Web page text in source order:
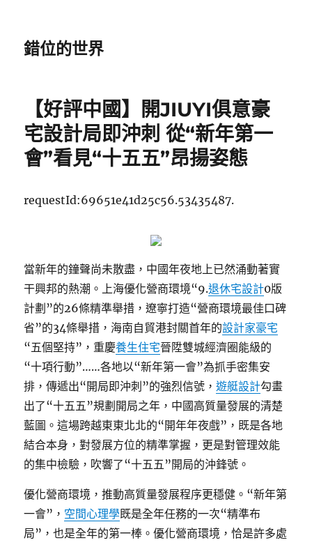
錯位的世界
【好評中國】開JIUYI俱意豪
宅設計局即沖刺 從“新年第一
會”看見“十五五”昂揚姿態
requestId:69651e41d25c56.53435487.
當新年的鐘聲尚未散盡，中國年夜地上已然涌動著實
干興邦的熱潮。上海優化營商環境“9.退休宅設計0版
計劃”的26條精準舉措，遼寧打造“營商環境最佳口碑
省”的34條舉措，海南自貿港封關首年的設計家豪宅
“五個堅持”，重慶養生住宅晉陞雙城經濟圈能級的
“十項行動”……各地以“新年第一會”為抓手密集安
排，傳遞出“開局即沖刺”的強烈信號，遊艇設計勾畫
出了“十五五”規劃開局之年，中國高質量發展的清楚
藍圖。這場跨越東東北北的“開年年夜戲”，既是各地
結合本身，對發展方位的精準掌握，更是對管理效能
的集中檢驗，吹響了“十五五”開局的沖鋒號。
優化營商環境，推動高質量發展程序更穩健。“新年第
一會”， 空間心理學既是全年任務的一次“精準布
局”，也是全年的第一棒。優化營商環境，恰是許多處